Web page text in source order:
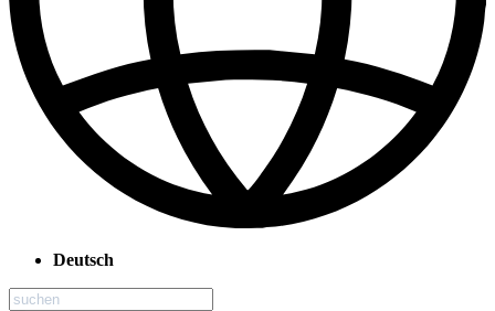
Deutsch